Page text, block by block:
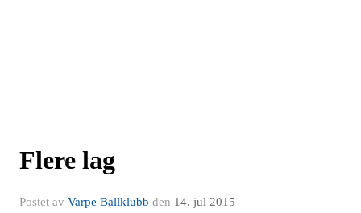
Flere lag
Postet av Varpe Ballklubb den 14. jul 2015